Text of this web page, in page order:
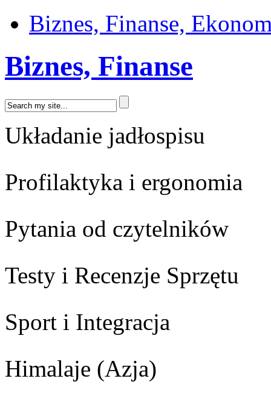
Biznes, Finanse,
Biznes, Finanse
Układanie jadłospisu
Profilaktyka i ergonomia
Pytania od czytelników
Testy i Recenzje Sprzętu
Sport i Integracja
Himalaje (Azja)